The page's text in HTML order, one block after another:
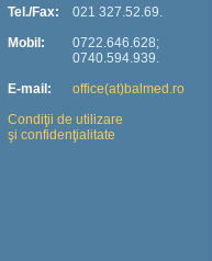
Tel./Fax:
Mobil:
E-mail:
021 327.52.69.
0722.646.628;
0740.594.939.
office(at)balmed.ro
Condiţii de utilizare
şi confidenţialitate